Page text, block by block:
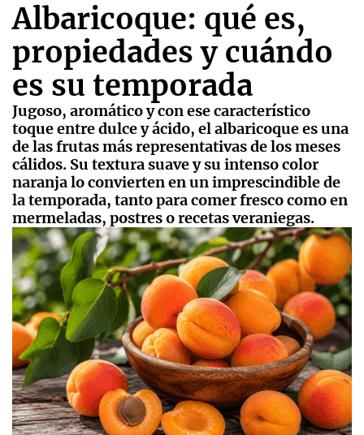
Albaricoque: qué es,
propiedades y cuándo
es su temporada
Jugoso, aromático y con ese característico
toque entre dulce y ácido, el albaricoque es una
de las frutas más representativas de los meses
cálidos. Su textura suave y su intenso color
naranja lo convierten en un imprescindible de
la temporada, tanto para comer fresco como en
mermeladas, postres o recetas veraniegas.